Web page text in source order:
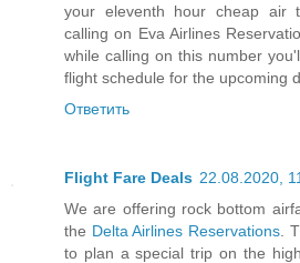
your eleventh hour cheap air
calling on Eva Airlines
while calling on this number
flight schedule for the upcoming
Ответить
Flight Fare Deals 22.08.2020,
We are offering rock bottom
the Delta Airlines Reservations .
to plan a special trip on the